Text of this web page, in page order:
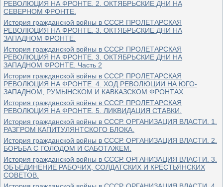
РЕВОЛЮЦИЯ НА ФРОНТЕ. 2. ОКТЯБРЬСКИЕ ДНИ НА
СЕВЕРНОМ ФРОНТЕ.
История гражданской войны в СССР. ПРОЛЕТАРСКАЯ
РЕВОЛЮЦИЯ НА ФРОНТЕ. 3. ОКТЯБРЬСКИЕ ДНИ НА
ЗАПАДНОМ ФРОНТЕ.
История гражданской войны в СССР. ПРОЛЕТАРСКАЯ
РЕВОЛЮЦИЯ НА ФРОНТЕ. 3. ОКТЯБРЬСКИЕ ДНИ НА
ЗАПАДНОМ ФРОНТЕ. Часть 2
История гражданской войны в СССР. ПРОЛЕТАРСКАЯ
РЕВОЛЮЦИЯ НА ФРОНТЕ. 4. ХОД РЕВОЛЮЦИИ НА ЮГО-
ЗАПАДНОМ, РУМЫНСКОМ И КАВКАЗСКОМ ФРОНТАХ.
История гражданской войны в СССР. ПРОЛЕТАРСКАЯ
РЕВОЛЮЦИЯ НА ФРОНТЕ. 5. ЛИКВИДАЦИЯ СТАВКИ.
История гражданской войны в СССР. ОРГАНИЗАЦИЯ ВЛАСТИ. 1.
РАЗГРОМ КАПИТУЛЯНТСКОГО БЛОКА.
История гражданской войны в СССР. ОРГАНИЗАЦИЯ ВЛАСТИ. 2.
БОРЬБА С ГОЛОДОМ И САБОТАЖЕМ.
История гражданской войны в СССР. ОРГАНИЗАЦИЯ ВЛАСТИ. 3.
ОБЪЕДИНЕНИЕ РАБОЧИХ, СОЛДАТСКИХ И КРЕСТЬЯНСКИХ
СОВЕТОВ.